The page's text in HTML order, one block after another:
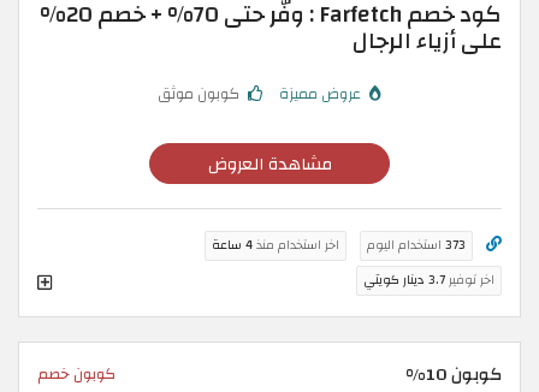
كود خصم Farfetch : وفّر حتى 70% + خصم 20%
على أزياء الرجال
عروض مميزة كوبون موثق
مشاهدة العروض
373 استخدام اليوم اخر استخدام منذ4 ساعة
اخر توفير3.7 دينار كويتي
كوبون 10% كوبون خصم